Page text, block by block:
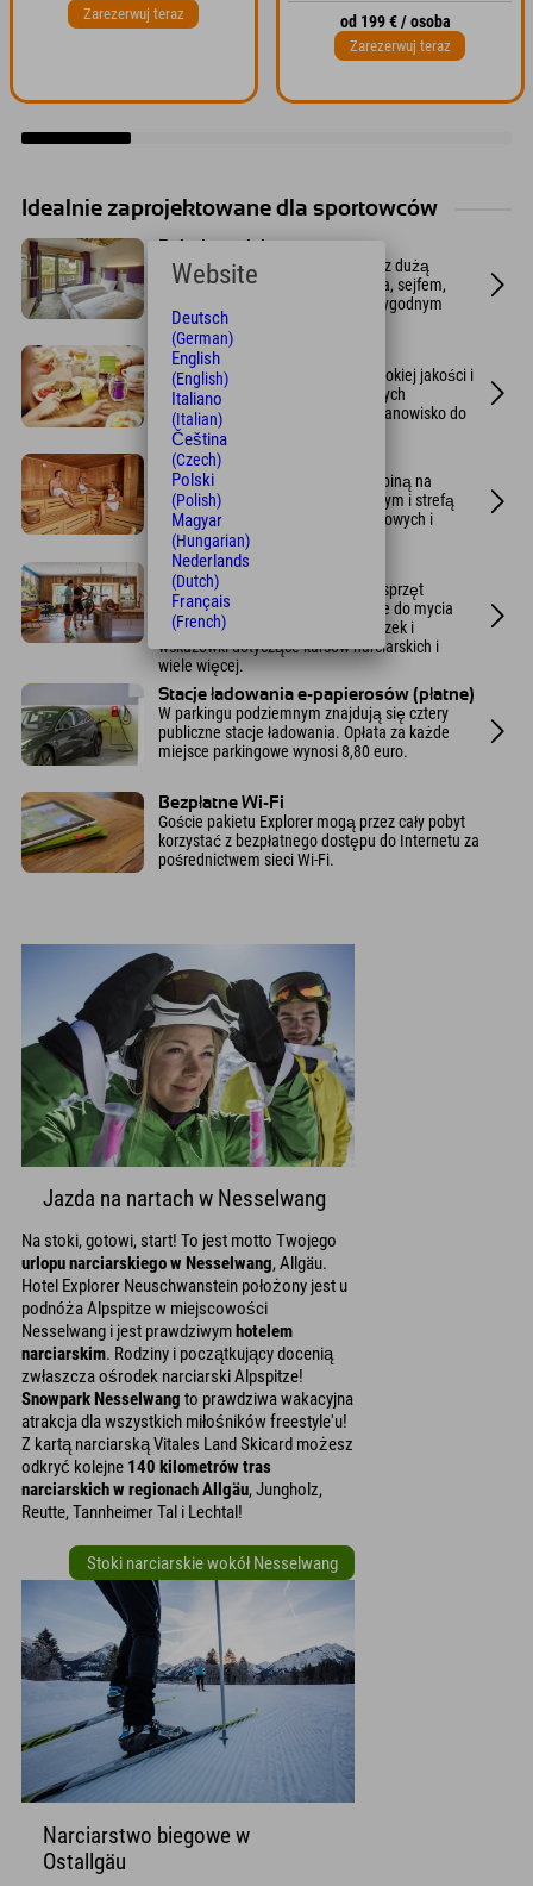
Zarezerwuj teraz od 199 € / osoba
Zarezerwuj teraz
Idealnie zaprojektowane dla sportowców
Pokoje projektowe
Nowoczesne, designerskie pokoje z dużą
ilością miejsca do przechowywania, sejfem,
ławką w panoramicznym oknie i wygodnym
podwójnym łóżkiem.
Śniadanie w formie bufetu
Wybierz spośród 70 świeżych, wysokiej jakości i
w przeważającej mierze regionalnych
produktów. Główną atrakcją jest stanowisko do
samodzielnego smażenia jajek.
Spa sportowe
Z sauną fińską, łaźnią parową, kabiną na
podczerwień, pokojem relaksacyjnym i strefą
fitness ze sprzętem do ćwiczeń siłowych i
cardio.
Teren rowerowy i narciarski
Znajdziesz tu zamykane szafki na sprzęt
sportowy, stół warsztatowy, miejsce do mycia
naczyń, a także propozycje wycieczek i
wskazówki dotyczące kursów narciarskich i
wiele więcej.
Stacje ładowania e-papierosów (płatne)
W parkingu podziemnym znajdują się cztery
publiczne stacje ładowania. Opłata za każde
miejsce parkingowe wynosi 8,80 euro.
Bezpłatne Wi-Fi
Goście pakietu Explorer mogą przez cały pobyt
korzystać z bezpłatnego dostępu do Internetu za
pośrednictwem sieci Wi-Fi.
Jazda na nartach w Nesselwang
Na stoki, gotowi, start! To jest motto Twojego
urlopu narciarskiego w Nesselwang, Allgäu.
Hotel Explorer Neuschwanstein położony jest u
podnóża Alpspitze w miejscowości
Nesselwang i jest prawdziwym hotelem
narciarskim. Rodziny i początkujący docenią
zwłaszcza ośrodek narciarski Alpspitze!
Snowpark Nesselwang to prawdziwa wakacyjna
atrakcja dla wszystkich miłośników freestyle'u!
Z kartą narciarską Vitales Land Skicard możesz
odkryć kolejne 140 kilometrów tras
narciarskich w regionach Allgäu, Jungholz,
Reutte, Tannheimer Tal i Lechtal!
Stoki narciarskie wokół Nesselwang
Narciarstwo biegowe w
Ostallgäu
Website
Deutsch
(German)
English
(English)
Italiano
(Italian)
Čeština
(Czech)
Polski
(Polish)
Magyar
(Hungarian)
Nederlands
(Dutch)
Français
(French)